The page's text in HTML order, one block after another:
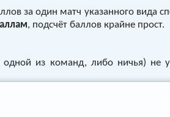
за один матч указанного вида
, подсчёт баллов крайне прост.
из команд, либо ничья) не